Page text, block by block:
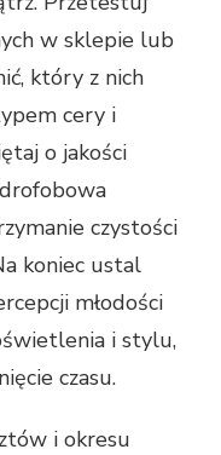
w sklepie lub
który z nich
cery i
o jakości
czystości
koniec ustal
młodości
i stylu,
czasu.
i okresu